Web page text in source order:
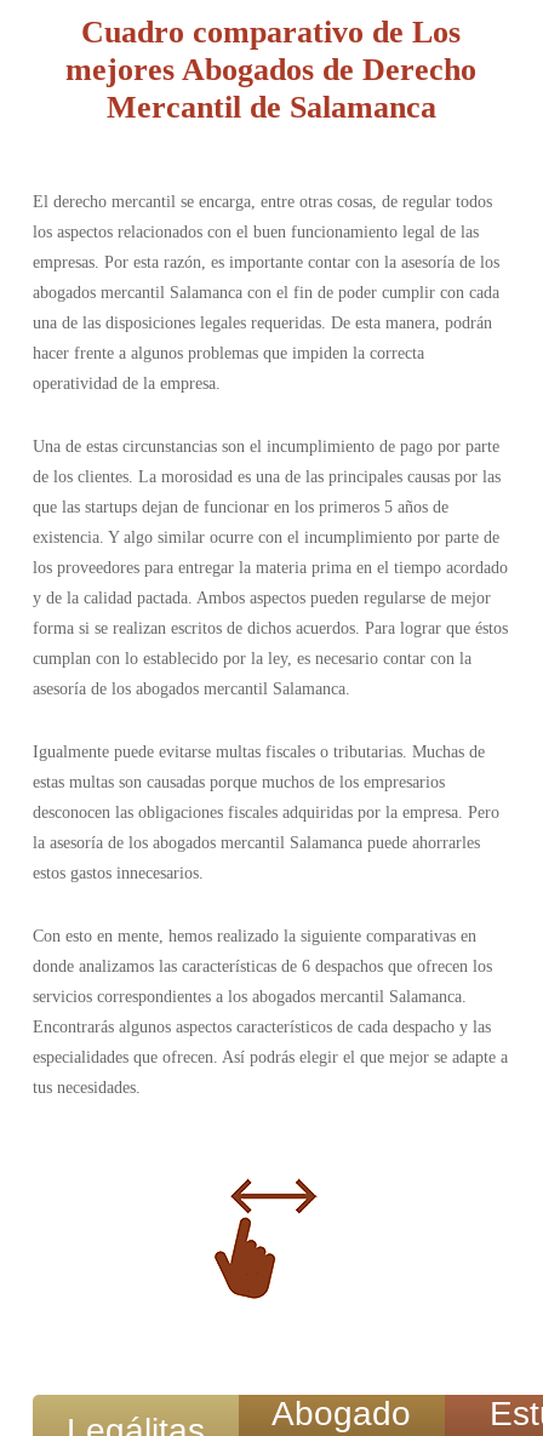
Cuadro comparativo de Los
mejores Abogados de Derecho
Mercantil de Salamanca
El derecho mercantil se encarga, entre otras cosas, de regular todos
los aspectos relacionados con el buen funcionamiento legal de las
empresas. Por esta razón, es importante contar con la asesoría de los
abogados mercantil Salamanca con el fin de poder cumplir con cada
una de las disposiciones legales requeridas. De esta manera, podrán
hacer frente a algunos problemas que impiden la correcta
operatividad de la empresa.
Una de estas circunstancias son el incumplimiento de pago por parte
de los clientes. La morosidad es una de las principales causas por las
que las startups dejan de funcionar en los primeros 5 años de
existencia. Y algo similar ocurre con el incumplimiento por parte de
los proveedores para entregar la materia prima en el tiempo acordado
y de la calidad pactada. Ambos aspectos pueden regularse de mejor
forma si se realizan escritos de dichos acuerdos. Para lograr que éstos
cumplan con lo establecido por la ley, es necesario contar con la
asesoría de los abogados mercantil Salamanca.
Igualmente puede evitarse multas fiscales o tributarias. Muchas de
estas multas son causadas porque muchos de los empresarios
desconocen las obligaciones fiscales adquiridas por la empresa. Pero
la asesoría de los abogados mercantil Salamanca puede ahorrarles
estos gastos innecesarios.
Con esto en mente, hemos realizado la siguiente comparativas en
donde analizamos las características de 6 despachos que ofrecen los
servicios correspondientes a los abogados mercantil Salamanca.
Encontrarás algunos aspectos característicos de cada despacho y las
especialidades que ofrecen. Así podrás elegir el que mejor se adapte a
tus necesidades.
Abogado